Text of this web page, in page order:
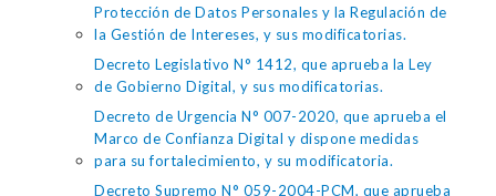
Protección de Datos Personales y la Regulación de
la Gestión de Intereses, y sus modificatorias.
Decreto Legislativo N° 1412, que aprueba la Ley
de Gobierno Digital, y sus modificatorias.
Decreto de Urgencia N° 007-2020, que aprueba el
Marco de Confianza Digital y dispone medidas
para su fortalecimiento, y su modificatoria.
Decreto Supremo N° 059-2004-PCM, que aprueba